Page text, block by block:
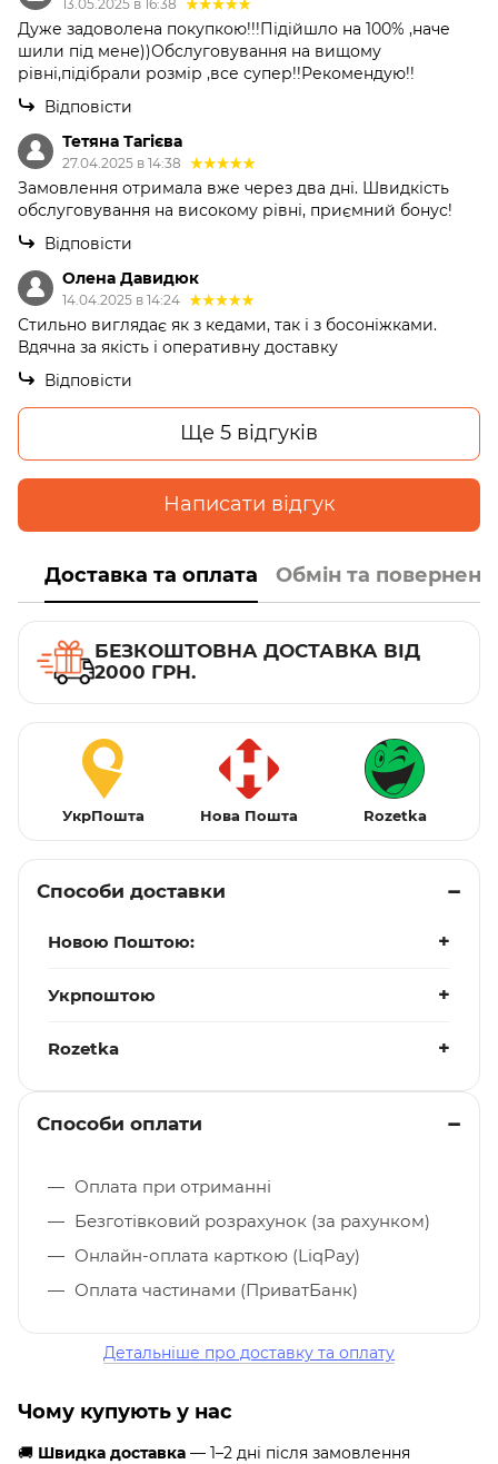
13.05.2025 в 16:38
Дуже задоволена покупкою!!!Підійшло на 100% ,наче
шили під мене))Обслуговування на вищому
рівні,підібрали розмір ,все супер!!Рекомендую!!
Відповісти
Тетяна Тагієва
27.04.2025 в 14:38
Замовлення отримала вже через два дні. Швидкість
обслуговування на високому рівні, приємний бонус!
Відповісти
Олена Давидюк
14.04.2025 в 14:24
Стильно виглядає як з кедами, так і з босоніжками.
Вдячна за якість і оперативну доставку
Відповісти
Ще 5 відгуків
Написати відгук
Доставка та оплата Обмін та
БЕЗКОШТОВНА ДОСТАВКА ВІД
2000 ГРН.
УкрПошта Нова Пошта Rozetka
Способи доставки
Новою Поштою:
Укрпоштою
Rozetka
Способи оплати
Оплата при отриманні
Безготівковий розрахунок (за рахунком)
Онлайн-оплата карткою (LiqPay)
Оплата частинами (ПриватБанк)
Детальніше про доставку та оплату
Чому купують у нас
🚚 Швидка доставка — 1–2 дні після замовлення